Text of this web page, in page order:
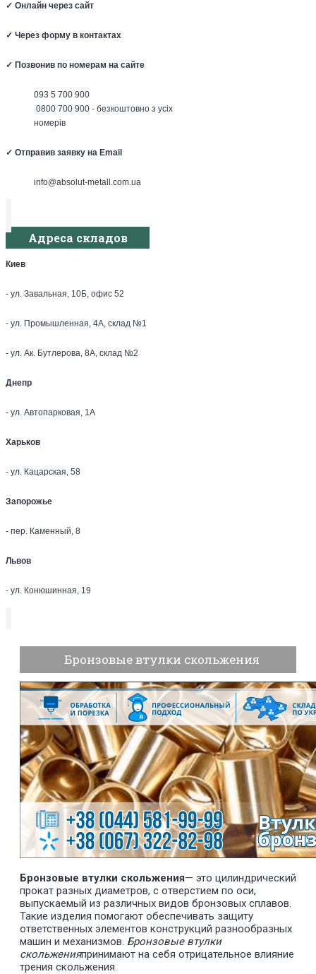
✓ Онлайн через сайт
✓ Через форму в контактах
✓ Позвонив по номерам на сайте
093 5 700 900
0800 700 900 - безкоштовно з усіх
номерів
✓ Отправив заявку на Email
info@absolut-metall.com.ua
Адреса складов
Киев
- ул. Завальная, 10Б, офис 52
- ул. Промышленная, 4А, склад №1
- ул. Ак. Бутлерова, 8А, склад №2
Днепр
- ул. Автопарковая, 1А
Харьков
- ул. Кацарская, 58
Запорожье
- пер. Каменный, 8
Львов
- ул. Конюшинная, 19
Бронзовые втулки скольжения
Бронзовые втулки скольжения— это цилиндрический
прокат разных диаметров, с отверстием по оси,
выпускаемый из различных видов бронзовых сплавов.
Такие изделия помогают обеспечивать защиту
ответственных элементов конструкций разнообразных
машин и механизмов. Бронзовые втулки
скольженияпринимают на себя отрицательное влияние
трения скольжения.